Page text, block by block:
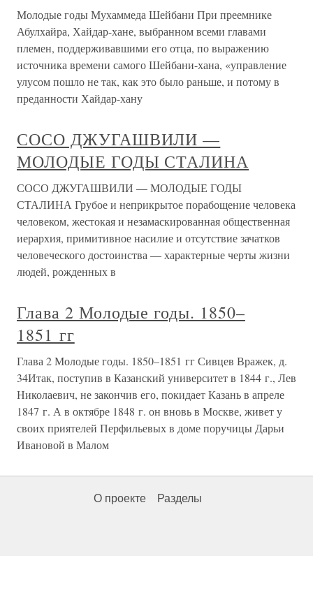
Молодые годы Мухаммеда Шейбани При преемнике
Абулхайра, Хайдар-хане, выбранном всеми главами
племен, поддерживавшими его отца, по выражению
источника времени самого Шейбани-хана, «управление
улусом пошло не так, как это было раньше, и потому в
преданности Хайдар-хану
СОСО ДЖУГАШВИЛИ —
МОЛОДЫЕ ГОДЫ СТАЛИНА
СОСО ДЖУГАШВИЛИ — МОЛОДЫЕ ГОДЫ
СТАЛИНА Грубое и неприкрытое порабощение человека
человеком, жестокая и незамаскированная общественная
иерархия, примитивное насилие и отсутствие зачатков
человеческого достоинства — характерные черты жизни
людей, рожденных в
Глава 2 Молодые годы. 1850–
1851 гг
Глава 2 Молодые годы. 1850–1851 гг Сивцев Вражек, д.
34Итак, поступив в Казанский университет в 1844 г., Лев
Николаевич, не закончив его, покидает Казань в апреле
1847 г. А в октябре 1848 г. он вновь в Москве, живет у
своих приятелей Перфильевых в доме поручицы Дарьи
Ивановой в Малом
О проекте Разделы